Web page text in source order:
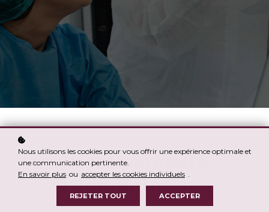
Votre parcours
d'apprentissage
Nous utilisons les cookies pour vous offrir une expérience optimale et
une communication pertinente.
En savoir plus ou accepter les cookies individuels .
REJETER TOUT ACCEPTER